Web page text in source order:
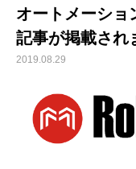
オートメーシ
記事が掲載され
2019.08.29